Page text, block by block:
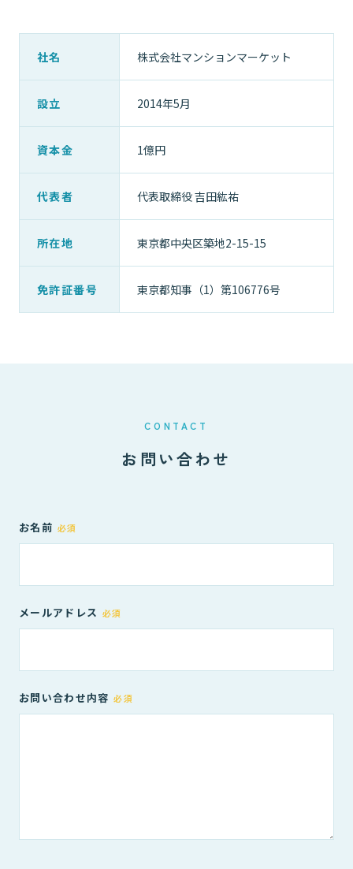
社名 株式会社マンションマーケット
設立 2014年5月
資本金 1億円
代表者 代表取締役 吉田紘祐
所在地 東京都中央区築地2-15-15
免許証番号 東京都知事（1）第106776号
CONTACT
お問い合わせ
お名前 必須
メールアドレス 必須
お問い合わせ内容 必須